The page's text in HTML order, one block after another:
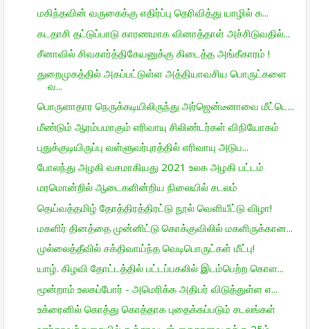
மகிந்தவின் வருகைக்கு எதிர்ப்பு தெரிவித்து யாழில் க...
கடதாசி தட்டுப்பாடு காரணமாக வினாத்தாள் அச்சிடுவதில்...
சீனாவில் சிவகார்த்திகேயனுக்கு கிடைத்த அங்கீகாரம் !
துறைமுகத்தில் அகப்பட்டுள்ள அத்தியாவசிய பொருட்களை
வ...
பொருளாதார நெருக்கடியிலிருந்து அர்ஜென்டீனாவை மீட்டெ...
மீண்டும் ஆரம்பமாகும் எரிவாயு சிலிண்டர்கள் விநியோகம்
புதுக்குடியிருப்பு வள்ளுவர்புரத்தில் எரிவாயு அடுப...
போலந்து அழகி வசமாகியது 2021 உலக அழகி பட்டம்
மரமொன்றில் ஆடைகளின்றிய நிலையில் சடலம்
தெய்வத்தமிழ் தோத்திரத்திரட்டு நூல் வெளியீட்டு விழா!
மகளிர் தினத்தை முன்னிட்டு கொக்குவிலில் மகளிருக்கான...
முல்லைத்தீவில் சக்திவாய்ந்த வெடிபொருட்கள் மீட்பு!
யாழ். கிழவி தோட்டத்தில் பட்டப்பகலில் இடம்பெற்ற கொள...
மூன்றாம் உலகப்போர் - அமெரிக்க அதிபர் விடுத்துள்ள எ...
உக்ரைனில் கொத்து கொத்தாக புதைக்கப்படும் சடலங்கள்